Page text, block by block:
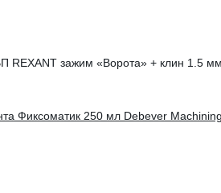
REXANT зажим «Ворота» + клин 1.5